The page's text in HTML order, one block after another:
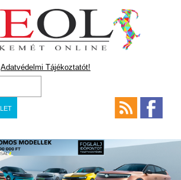
Adatvédelmi Tájékoztatót!